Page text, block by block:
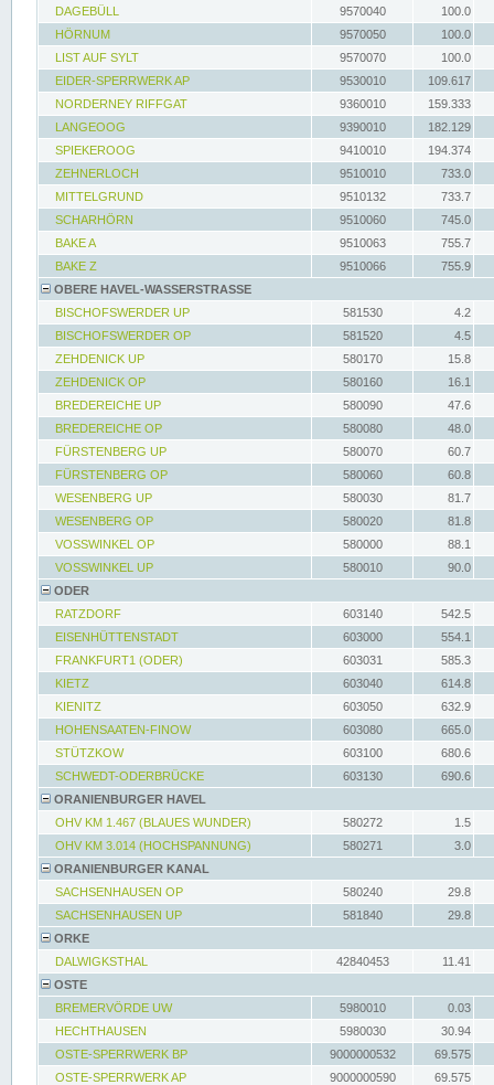
DAGEBÜLL 9570040
100.0
HÖRNUM
9570050
100.0
LIST AUF SYLT
9570070
100.0
EIDER-SPERRWERK AP
9530010
109.617
NORDERNEY RIFFGAT
9360010
159.333
LANGEOOG
9390010
182.129
SPIEKEROOG
9410010
194.374
ZEHNERLOCH
9510010
733.0
MITTELGRUND
9510132
733.7
SCHARHÖRN
9510060
745.0
BAKE A
9510063
755.7
BAKE Z
9510066
755.9
OBERE HAVEL-WASSERSTRASSE
BISCHOFSWERDER UP
581530
4.2
BISCHOFSWERDER OP
581520
4.5
ZEHDENICK UP
580170
15.8
ZEHDENICK OP
580160
16.1
BREDEREICHE UP
580090
47.6
BREDEREICHE OP
580080
48.0
FÜRSTENBERG UP
580070
60.7
FÜRSTENBERG OP
580060
60.8
WESENBERG UP
580030
81.7
WESENBERG OP
580020
81.8
VOSSWINKEL OP
580000
88.1
VOSSWINKEL UP
580010
90.0
ODER
RATZDORF
603140
542.5
EISENHÜTTENSTADT
603000
554.1
FRANKFURT1 (ODER)
603031
585.3
KIETZ
603040
614.8
KIENITZ
603050
632.9
HOHENSAATEN-FINOW
603080
665.0
STÜTZKOW
603100
680.6
SCHWEDT-ODERBRÜCKE
603130
690.6
ORANIENBURGER HAVEL
OHV KM 1.467 (BLAUES WUNDER)
580272
1.5
OHV KM 3.014 (HOCHSPANNUNG)
580271
3.0
ORANIENBURGER KANAL
SACHSENHAUSEN OP
580240
29.8
SACHSENHAUSEN UP
581840
29.8
ORKE
DALWIGKSTHAL
42840453
11.41
OSTE
BREMERVÖRDE UW
5980010
0.03
HECHTHAUSEN
5980030
30.94
OSTE-SPERRWERK BP
9000000532
69.575
OSTE-SPERRWERK AP
9000000590
69.575